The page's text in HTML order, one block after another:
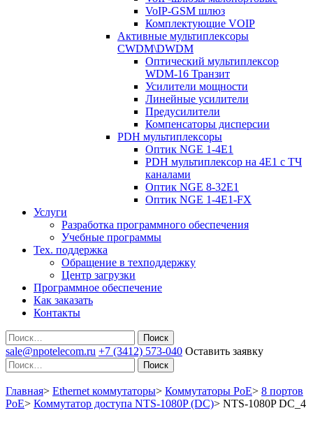
VoIP-GSM шлюз
Комплектующие VOIP
Активные мультиплексоры
CWDM\DWDM
Оптический мультиплексор
WDM-16 Транзит
Усилители мощности
Линейные усилители
Предусилители
Компенсаторы дисперсии
PDH мультиплексоры
Оптик NGE 1-4E1
PDH мультиплексор на 4Е1 с ТЧ
каналами
Оптик NGE 8-32E1
Оптик NGE 1-4E1-FX
Услуги
Разработка программного обеспечения
Учебные программы
Тех. поддержка
Обращение в техподдержку
Центр загрузки
Программное обеспечение
Как заказать
Контакты
Поиск
sale@npotelecom.ru +7 (3412) 573-040 Оставить заявку
Поиск
Главная> Ethernet коммутаторы> Коммутаторы PoE> 8 портов
PoE> Коммутатор доступа NTS-1080P (DC)> NTS-1080P DC_4